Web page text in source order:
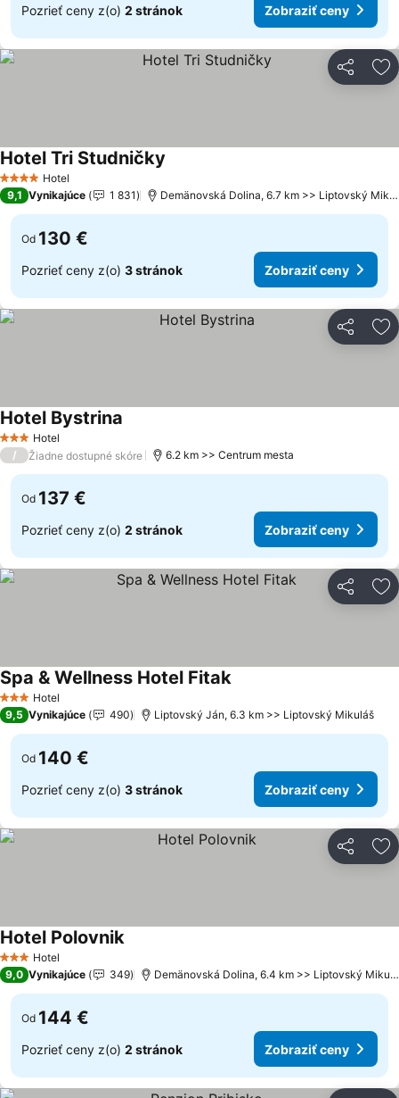
Pozrieť ceny z(o) 2 stránok Zobraziť ceny
Zdieľať
4 Počet hviezdičiek
Hotel
Hotel Tri Studničky
9,1 Vynikajúce 1 831 Demänovská Dolina, 6.7 km >> Liptovský Mikuláš
Od 130 €
Pozrieť ceny z(o) 3 stránok Zobraziť ceny
Zdieľať
3 Počet hviezdičiek
Hotel
Hotel Bystrina
/ Žiadne dostupné skóre 6.2 km >> Centrum mesta
Od 137 €
Pozrieť ceny z(o) 2 stránok Zobraziť ceny
Zdieľať
3 Počet hviezdičiek
Hotel
Spa & Wellness Hotel Fitak
9,5 Vynikajúce 490 Liptovský Ján, 6.3 km >> Liptovský Mikuláš
Od 140 €
Pozrieť ceny z(o) 3 stránok Zobraziť ceny
Zdieľať
3 Počet hviezdičiek
Hotel
Hotel Polovnik
9,0 Vynikajúce 349 Demänovská Dolina, 6.4 km >> Liptovský Mikuláš
Od 144 €
Pozrieť ceny z(o) 2 stránok Zobraziť ceny